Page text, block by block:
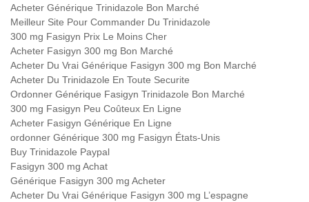
Acheter Générique Trinidazole Bon Marché
Meilleur Site Pour Commander Du Trinidazole
300 mg Fasigyn Prix Le Moins Cher
Acheter Fasigyn 300 mg Bon Marché
Acheter Du Vrai Générique Fasigyn 300 mg Bon Marché
Acheter Du Trinidazole En Toute Securite
Ordonner Générique Fasigyn Trinidazole Bon Marché
300 mg Fasigyn Peu Coûteux En Ligne
Acheter Fasigyn Générique En Ligne
ordonner Générique 300 mg Fasigyn États-Unis
Buy Trinidazole Paypal
Fasigyn 300 mg Achat
Générique Fasigyn 300 mg Acheter
Acheter Du Vrai Générique Fasigyn 300 mg L’espagne